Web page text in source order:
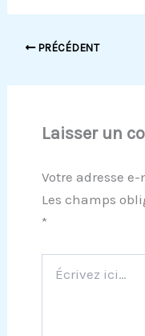
PRÉCÉDENT
Laisser un
Votre adresse
Les champs
*
ici…